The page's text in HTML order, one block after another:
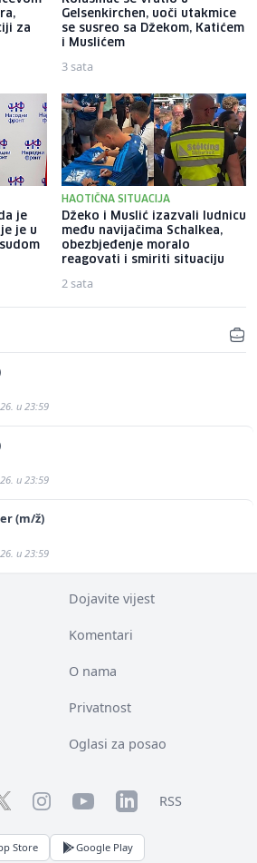
za
Gelsenkirchen, uoči utakmice
se susreo sa Džekom, Katićem
i Muslićem
3 sata
je
je u
HAOTIČNA SITUACIJA
Džeko i Muslić izazvali ludnicu
među navijačima Schalkea,
obezbjeđenje moralo
reagovati i smiriti situaciju
2 sata
u 23:59
u 23:59
(m/ž)
u 23:59
Dojavite vijest
Komentari
O nama
Privatnost
Oglasi za posao
InstagramYouTubeLinkedInRSS
Store Google Play